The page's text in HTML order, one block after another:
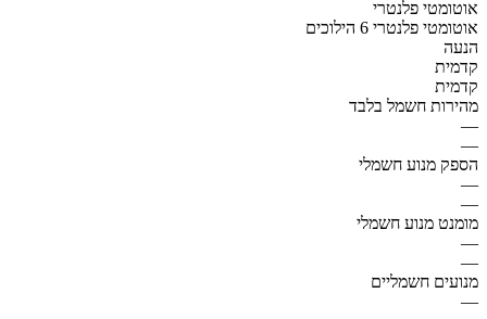
אוטומטי פלנטרי
אוטומטי פלנטרי 6 הילוכים
הנעה
קדמית
קדמית
מהירות חשמל בלבד
—
—
הספק מנוע חשמלי
—
—
מומנט מנוע חשמלי
—
—
מנועים חשמליים
—